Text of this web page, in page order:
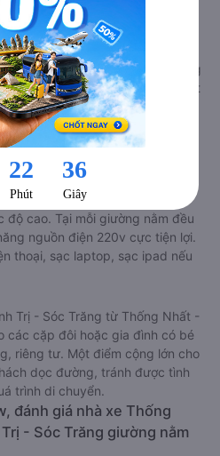
- Đồng Nai Thạnh Trị - Sóc
là dòng xe có thiết kế tương tự
Trị - Sóc Trăng từ Thống
Tuy nhiên kích thước giường
phù hợp với cả khách hàng Việt
Nhà xe vẫn chú trọng trang bị
bảo cho quý khách hàng có
nhất trong suốt chuyến đi.
tích hợp nhiều chương trình
có tai nghe, có đèn đọc sách
độ cao. Tại mỗi giường nằm đều
nguồn điện 220v cực tiện lợi.
thoại, sạc laptop, sạc ipad nếu
Trị - Sóc Trăng từ Thống Nhất -
các cặp đôi hoặc gia đình có bé
riêng tư. Một điểm cộng lớn cho
dọc đường, tránh được tình
trình di chuyển.
đánh giá nhà xe Thống
- Sóc Trăng giường nằm